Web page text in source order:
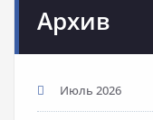
Архив
Июль 2026